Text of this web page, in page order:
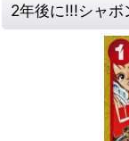
2年後に!!!シャ